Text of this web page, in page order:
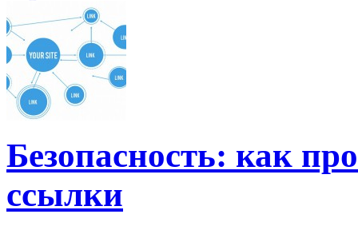
Безопасность: как
ссылки